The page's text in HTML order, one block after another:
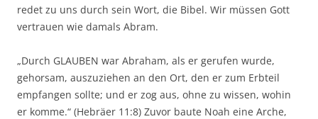
redet zu uns durch sein Wort, die Bibel. Wir müssen Gott
vertrauen wie damals Abram.
„Durch GLAUBEN war Abraham, als er gerufen wurde,
gehorsam, auszuziehen an den Ort, den er zum Erbteil
empfangen sollte; und er zog aus, ohne zu wissen, wohin
er komme.“ (Hebräer 11:8) Zuvor baute Noah eine Arche,